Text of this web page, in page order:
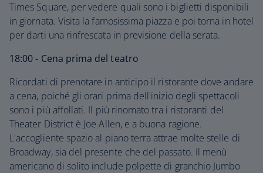
Times Square, per vedere quali sono i biglietti disponibili
in giornata. Visita la famosissima piazza e poi torna in hotel
per darti una rinfrescata in previsione della serata.
18:00 - Cena prima del teatro
Ricordati di prenotare in anticipo il ristorante dove andare
a cena, poiché gli orari prima dell'inizio degli spettacoli
sono i più affollati. Il più rinomato tra i ristoranti del
Theater District è Joe Allen, e a buona ragione.
L'accogliente spazio al piano terra attrae molte stelle di
Broadway, sia del presente che del passato. Il menù
americano di solito include polpette di granchio Jumbo